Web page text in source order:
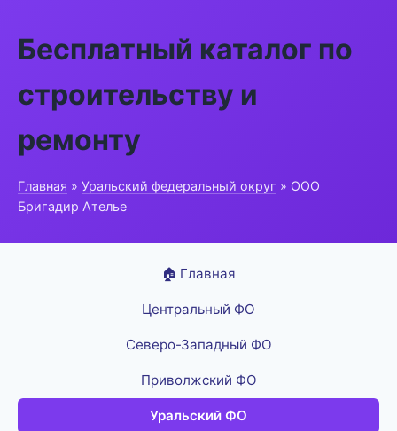
Бесплатный каталог по
строительству и
ремонту
Главная » Уральский федеральный округ » ООО
Бригадир Ателье
🏠 Главная
Центральный ФО
Северо-Западный ФО
Приволжский ФО
Уральский ФО